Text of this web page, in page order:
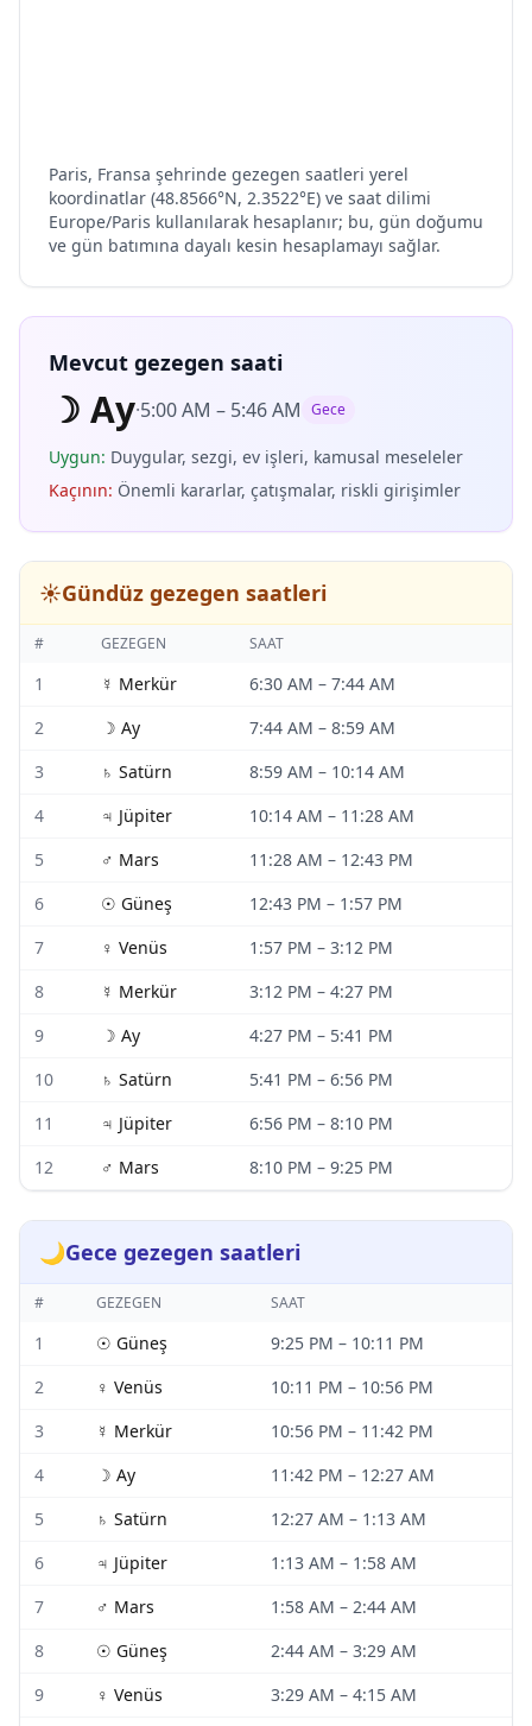
Paris, Fransa şehrinde gezegen saatleri yerel
koordinatlar (48.8566°N, 2.3522°E) ve saat dilimi
Europe/Paris kullanılarak hesaplanır; bu, gün doğumu
ve gün batımına dayalı kesin hesaplamayı sağlar.
Mevcut gezegen saati
☽ Ay·5:00 AM – 5:46 AM Gece
Uygun: Duygular, sezgi, ev işleri, kamusal meseleler
Kaçının: Önemli kararlar, çatışmalar, riskli girişimler
☀️Gündüz gezegen saatleri
# GEZEGEN SAAT
1 ☿ Merkür 6:30 AM – 7:44 AM
2
☽ Ay 7:44 AM – 8:59 AM
3
♄ Satürn 8:59 AM – 10:14 AM
4
♃ Jüpiter 10:14 AM – 11:28 AM
5
♂ Mars 11:28 AM – 12:43 PM
6
☉ Güneş 12:43 PM – 1:57 PM
7
♀ Venüs 1:57 PM – 3:12 PM
8
☿ Merkür 3:12 PM – 4:27 PM
9
☽ Ay 4:27 PM – 5:41 PM
10
♄ Satürn 5:41 PM – 6:56 PM
11
♃ Jüpiter 6:56 PM – 8:10 PM
12
♂ Mars 8:10 PM – 9:25 PM
🌙Gece gezegen saatleri
# GEZEGEN SAAT
1 ☉ Güneş 9:25 PM – 10:11 PM
2
♀ Venüs 10:11 PM – 10:56 PM
3
☿ Merkür 10:56 PM – 11:42 PM
4
☽ Ay 11:42 PM – 12:27 AM
5
♄ Satürn 12:27 AM – 1:13 AM
6
♃ Jüpiter 1:13 AM – 1:58 AM
7
♂ Mars 1:58 AM – 2:44 AM
8
☉ Güneş 2:44 AM – 3:29 AM
9
♀ Venüs 3:29 AM – 4:15 AM